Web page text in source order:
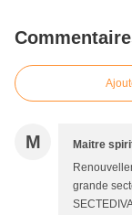
M Maitre
grande